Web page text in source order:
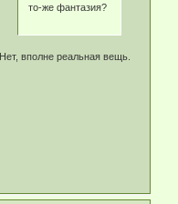
то-же фантазия?
Нет, вполне реальная вещь.